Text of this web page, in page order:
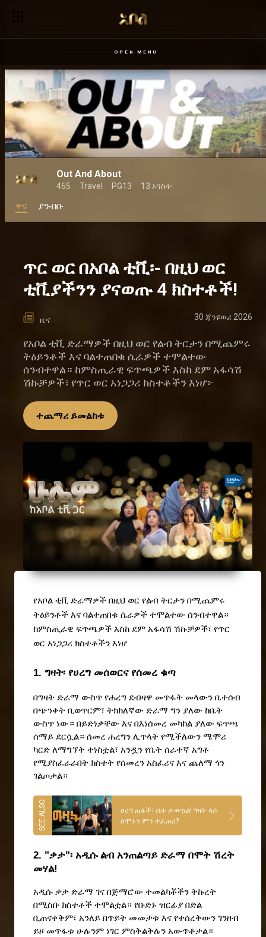
OPEN MENU
Out And About
465 Travel PG13 13 ኦገስት
ዋና ያንብቡ
ጥር ወር በአቦል ቲቪ፡- በዚህ ወር
ቲቪያችንን ያናወጡ 4 ክስተቶች!
ዜና 30 ጃንዩወሪ 2026
የአቦል ቲቪ ድራማዎች በዚህ ወር የልብ ትርታን በሚጨምሩ
ትዕይንቶች እና ባልተጠበቁ ሴራዎች ተሞልተው
ሰንብተዋል። ከምስጢራዊ ፍጥጫዎች እስከ ደም አፋሳሽ
ሽኩቻዎች፣ የጥር ወር አነጋጋሪ ክስተቶችን እነሆ፦
ተጨማሪ ይመልከቱ
የአቦል ቲቪ ድራማዎች በዚህ ወር የልብ ትርታን በሚጨምሩ
ትዕይንቶች እና ባልተጠበቁ ሴራዎች ተሞልተው ሰንብተዋል።
ከምስጢራዊ ፍጥጫዎች እስከ ደም አፋሳሽ ሽኩቻዎች፣ የጥር
ወር አነጋጋሪ ክስተቶችን እነሆ
1. ግዛት፡ የሀረግ መሰወርና የሰመረ ቁጣ
በግዛት ድራማ ውስጥ የሐረግ ደብዛዋ መጥፋት መላውን ቤተሰብ
በጭንቀት ቢወጥርም፣ ትክክለኛው ድራማ ግን ያለው ከቤት
ውስጥ ነው። በይድነቃቸው እና በእነሰመረ መካከል ያለው ፍጥጫ
ሰማይ ደርሷል። ሰመረ ሐረግን ሊጥላት የሚችለውን ሜሞሪ
ካርድ ለማግኘት ተነስቷል፣ አንዷን የቤት ሰራተኛ አግቶ
የሚያስፈራራበት ክስተት የሰመረን አስፈሪና እና ጨለማ ጎን
ገልጦታል።
ሀረግ ጠፋች፣ ቤቱ ታውኳል! ግዛት ላይ
ሰሞኑን ምን ተፈጠረ?
2. "ቃታ"፡ አዲሱ ልብ አንጠልጣይ ድራማ በሞት ሽረት
መሃል!
አዲሱ ቃታ ድራማ ገና በጅማሮው ተመልካቾችን ትኩረት
በሚስቡ ክስተቶች ተሞልቷል። የቡድኑ ዝርፊያ በድል
ቢጠናቀቅም፣ አንለይ በጥይት መመታቱ እና የተሰረቅውን ገንዘብ
ይዞ መጥፋቱ ሁሉንም ነገር ምስቅልቅሉን አውጥቶታል።